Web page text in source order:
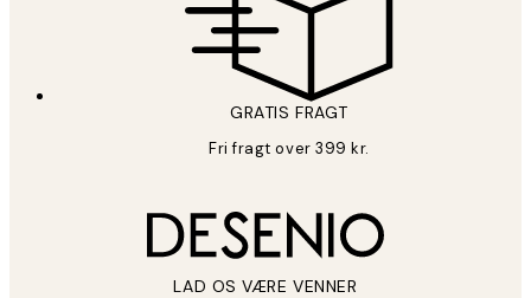
GRATIS FRAGT
Fri fragt over 399 kr.
LAD OS VÆRE VENNER